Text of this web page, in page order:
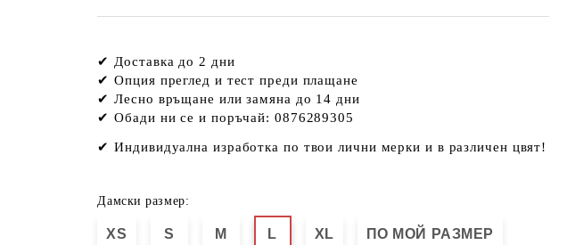
✔ Доставка до 2 дни
✔ Опция преглед и тест преди плащане
✔ Лесно връщане или замяна до 14 дни
✔ Обади ни се и поръчай: 0876289305
✔Индивидуална изработка по твои лични мерки и в различен цвят!
Дамски размер:
XS S M L XL ПО МОЙ РАЗМЕР